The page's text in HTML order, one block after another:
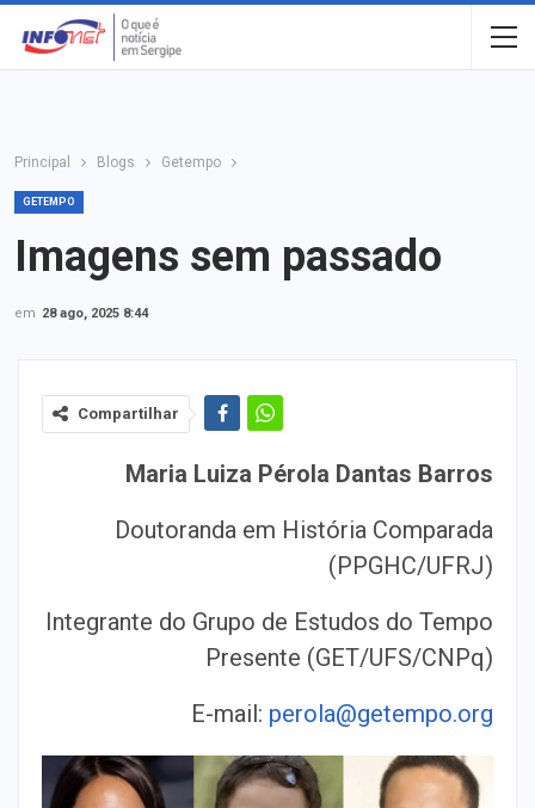
Principal Blogs Getempo
GETEMPO
Imagens sem passado
em 28 ago, 2025 8:44
Compartilhar
Maria Luiza Pérola Dantas Barros
Doutoranda em História Comparada
(PPGHC/UFRJ)
Integrante do Grupo de Estudos do Tempo
Presente (GET/UFS/CNPq)
E-mail: perola@getempo.org